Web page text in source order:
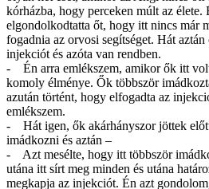
kórházba, hogy perceken múlt az élete.
elgondolkodtatta őt, hogy itt nincs már
fogadnia az orvosi segítséget. Hát aztán
injekciót és azóta van rendben.
- Én arra emlékszem, amikor ők itt
komoly élménye. Ők többször
azután történt, hogy elfogadta az
emlékszem.
- Hát igen, ők akárhányszor jöttek
imádkozni és aztán –
- Azt mesélte, hogy itt többször
utána itt sírt meg minden és utána
megkapja az injekciót. Én azt